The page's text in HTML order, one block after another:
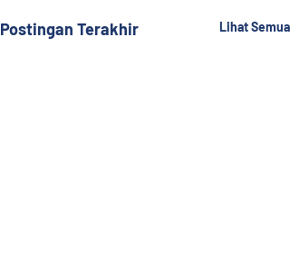
Postingan Terakhir Lihat Semua